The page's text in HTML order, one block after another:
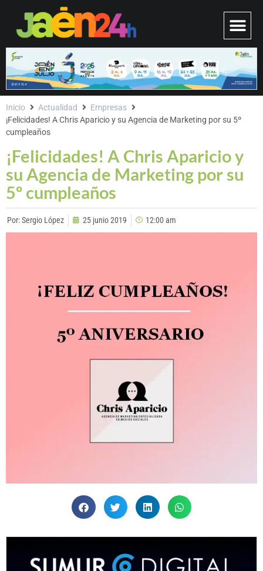
¡Felicidades! A Chris Aparicio y
su Agencia de Marketing por su
5º cumpleaños
Inicio Actualidad
Empresas
¡Felicidades! A Chris Aparicio y su Agencia de Marketing por su 5º
cumpleaños
Por:Sergio López 25 junio 2019 12:00 am